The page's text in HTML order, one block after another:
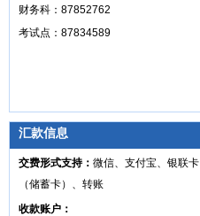
财务科：87852762
考试点：87834589
汇款信息
交费形式支持： 微信、支付宝、银联卡
（储蓄卡）、转账
收款账户：